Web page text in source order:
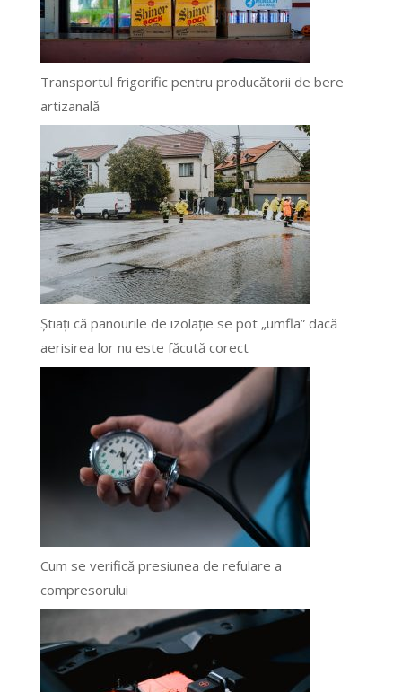
Transportul frigorific pentru producătorii de bere
artizanală
Știați că panourile de izolație se pot „umfla” dacă
aerisirea lor nu este făcută corect
Cum se verifică presiunea de refulare a
compresorului